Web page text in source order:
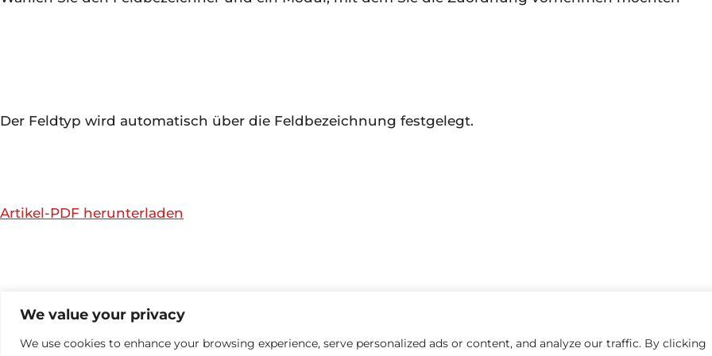
We value your privacy
We use cookies to enhance your browsing experience, serve personalized ads or content, and analyze our traffic. By clicking
Der Feldtyp wird automatisch über die Feldbezeichnung festgelegt.
Artikel-PDF herunterladen
English(Englisch) Deutsch